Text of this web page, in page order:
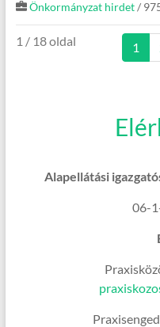
Önkormányzat hirdet/
1 / 18 oldal 1
Alapellátási
06-